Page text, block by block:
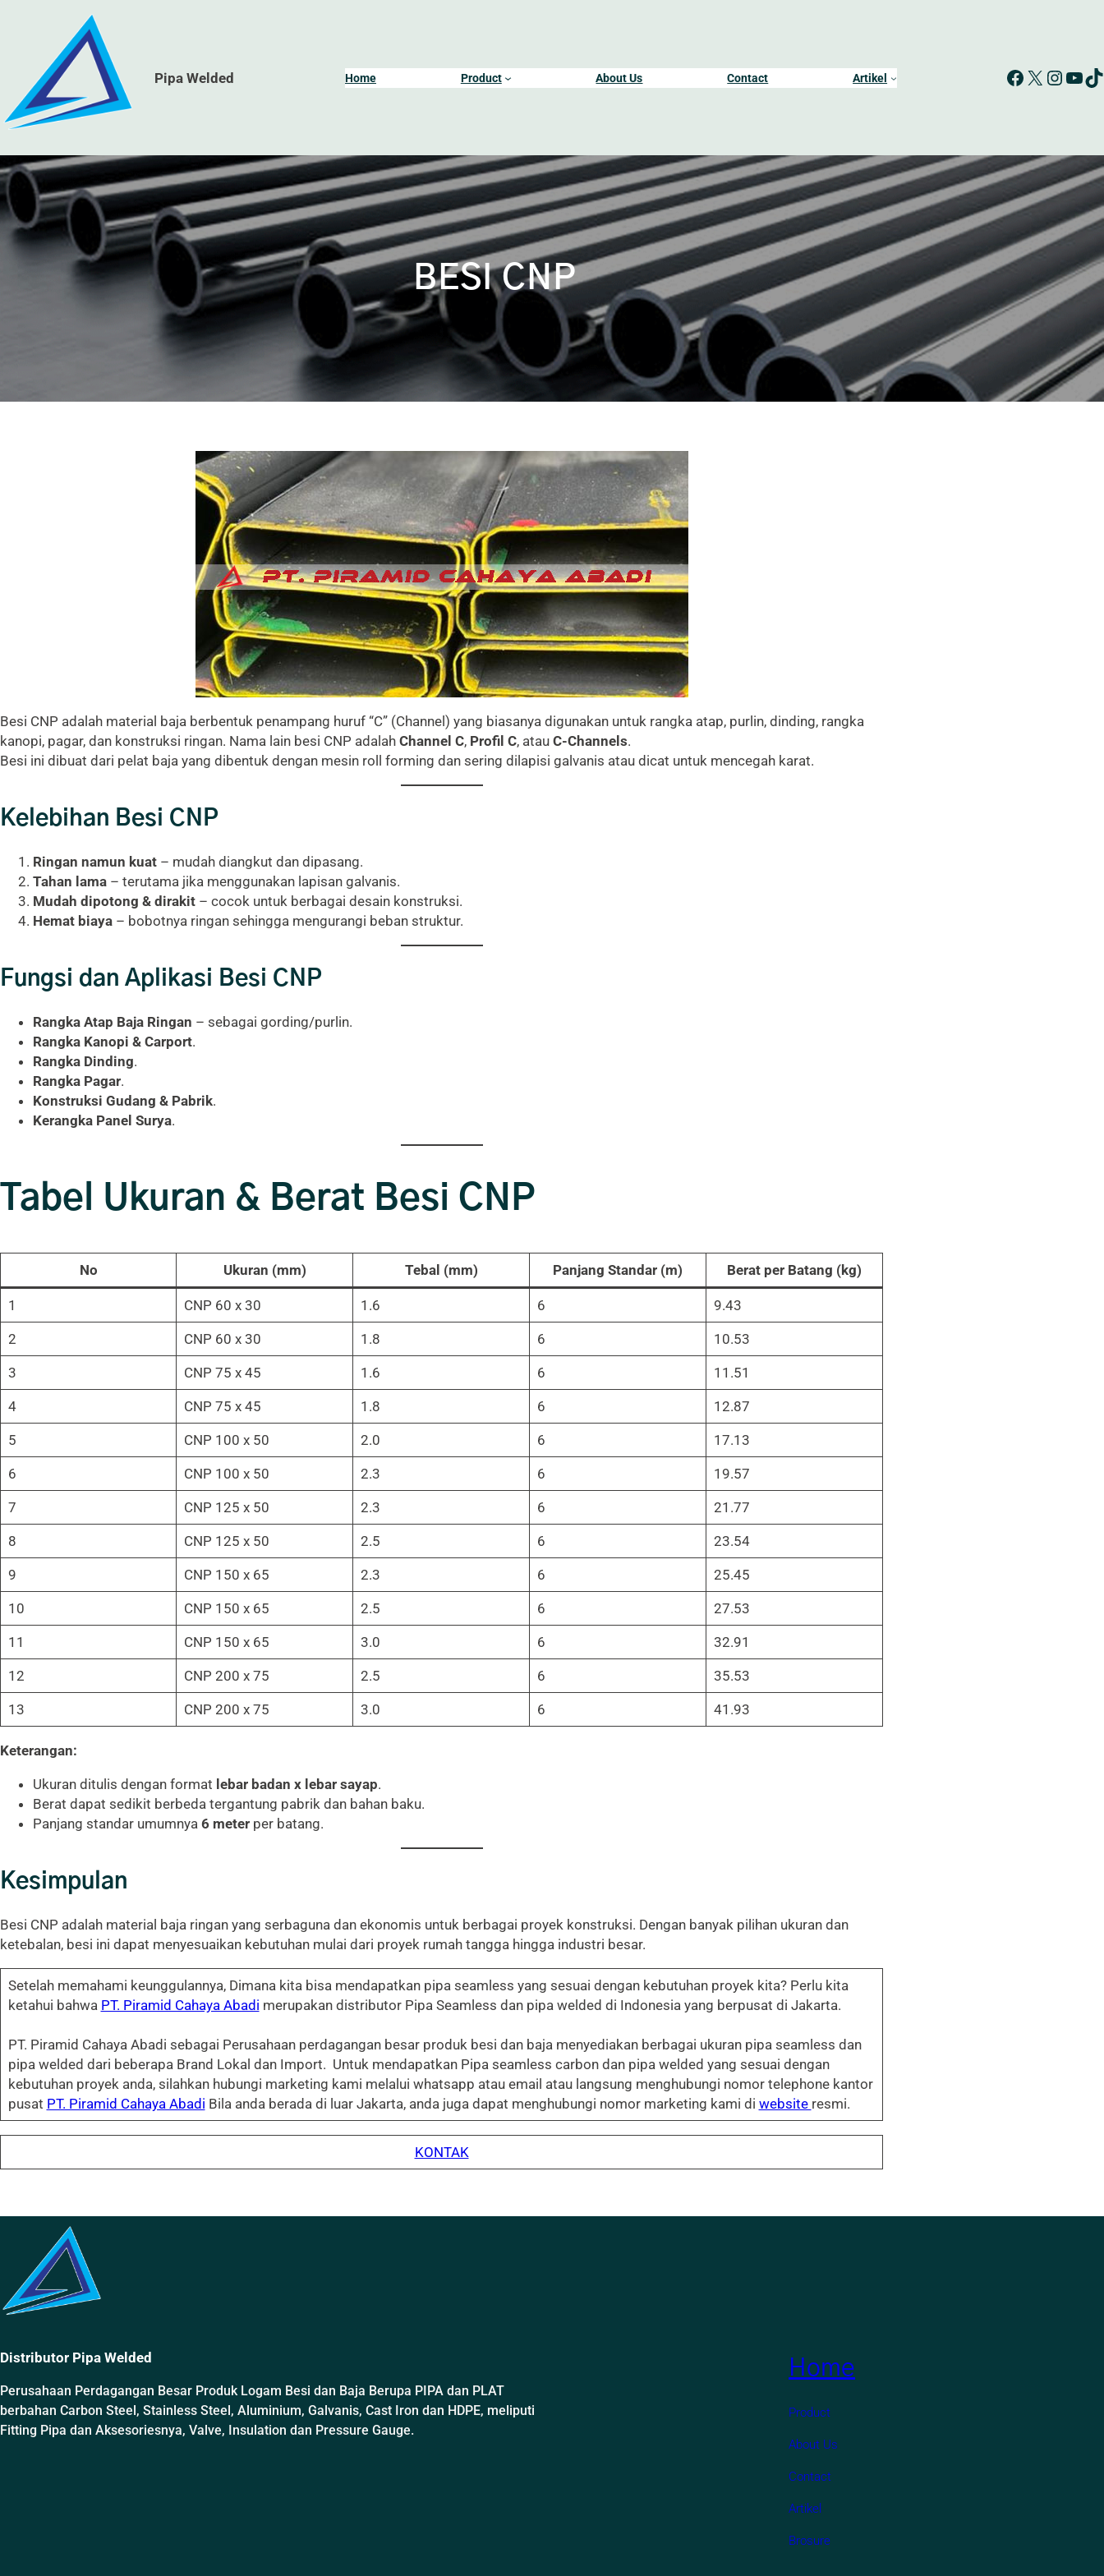
Pipa Welded
Home Product About Us Contact Artikel Facebook X Instagram YouTube TikTok
BESI CNP
Besi CNP adalah material baja berbentuk penampang huruf “C” (Channel) yang biasanya digunakan untuk rangka atap, purlin, dinding, rangka
kanopi, pagar, dan konstruksi ringan. Nama lain besi CNP adalah Channel C, Profil C, atau C-Channels.
Besi ini dibuat dari pelat baja yang dibentuk dengan mesin roll forming dan sering dilapisi galvanis atau dicat untuk mencegah karat.
Kelebihan Besi CNP
Ringan namun kuat – mudah diangkut dan dipasang.
Tahan lama – terutama jika menggunakan lapisan galvanis.
Mudah dipotong & dirakit – cocok untuk berbagai desain konstruksi.
Hemat biaya – bobotnya ringan sehingga mengurangi beban struktur.
Fungsi dan Aplikasi Besi CNP
Rangka Atap Baja Ringan – sebagai gording/purlin.
Rangka Kanopi & Carport.
Rangka Dinding.
Rangka Pagar.
Konstruksi Gudang & Pabrik.
Kerangka Panel Surya.
Tabel Ukuran & Berat Besi CNP
No Ukuran (mm) Tebal (mm) Panjang Standar (m) Berat per Batang (kg)
1 CNP 60 x 30 1.6 6 9.43
2 CNP 60 x 30 1.8 6 10.53
3 CNP 75 x 45 1.6 6 11.51
4 CNP 75 x 45 1.8 6 12.87
5 CNP 100 x 50 2.0 6 17.13
6 CNP 100 x 50 2.3 6 19.57
7 CNP 125 x 50 2.3 6 21.77
8 CNP 125 x 50 2.5 6 23.54
9 CNP 150 x 65 2.3 6 25.45
10 CNP 150 x 65 2.5 6 27.53
11 CNP 150 x 65 3.0 6 32.91
12 CNP 200 x 75 2.5 6 35.53
13 CNP 200 x 75 3.0 6 41.93
Keterangan:
Ukuran ditulis dengan format lebar badan x lebar sayap.
Berat dapat sedikit berbeda tergantung pabrik dan bahan baku.
Panjang standar umumnya 6 meter per batang.
Kesimpulan
Besi CNP adalah material baja ringan yang serbaguna dan ekonomis untuk berbagai proyek konstruksi. Dengan banyak pilihan ukuran dan
ketebalan, besi ini dapat menyesuaikan kebutuhan mulai dari proyek rumah tangga hingga industri besar.
Setelah memahami keunggulannya, Dimana kita bisa mendapatkan pipa seamless yang sesuai dengan kebutuhan proyek kita? Perlu kita
ketahui bahwa PT. Piramid Cahaya Abadi merupakan distributor Pipa Seamless dan pipa welded di Indonesia yang berpusat di Jakarta.
PT. Piramid Cahaya Abadi sebagai Perusahaan perdagangan besar produk besi dan baja menyediakan berbagai ukuran pipa seamless dan
pipa welded dari beberapa Brand Lokal dan Import. Untuk mendapatkan Pipa seamless carbon dan pipa welded yang sesuai dengan
kebutuhan proyek anda, silahkan hubungi marketing kami melalui whatsapp atau email atau langsung menghubungi nomor telephone kantor
pusat PT. Piramid Cahaya Abadi Bila anda berada di luar Jakarta, anda juga dapat menghubungi nomor marketing kami di website resmi.
KONTAK
Distributor Pipa Welded
Perusahaan Perdagangan Besar Produk Logam Besi dan Baja Berupa PIPA dan PLAT
berbahan Carbon Steel, Stainless Steel, Aluminium, Galvanis, Cast Iron dan HDPE, meliputi
Fitting Pipa dan Aksesoriesnya, Valve, Insulation dan Pressure Gauge.
Home
Product
About Us
Contact
Artikel
Brosure